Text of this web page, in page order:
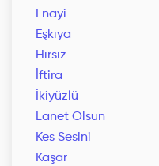
Enayi
Eşkıya
Hırsız
İftira
İkiyüzlü
Lanet Olsun
Kes Sesini
Kaşar